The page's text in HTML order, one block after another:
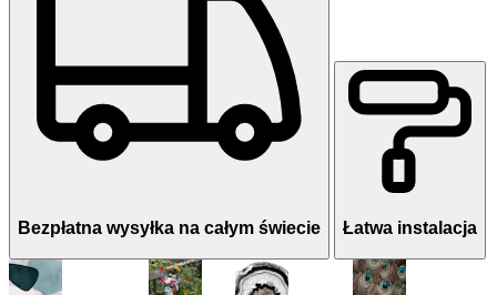
Bezpłatna wysyłka na całym świecie Łatwa instalacja